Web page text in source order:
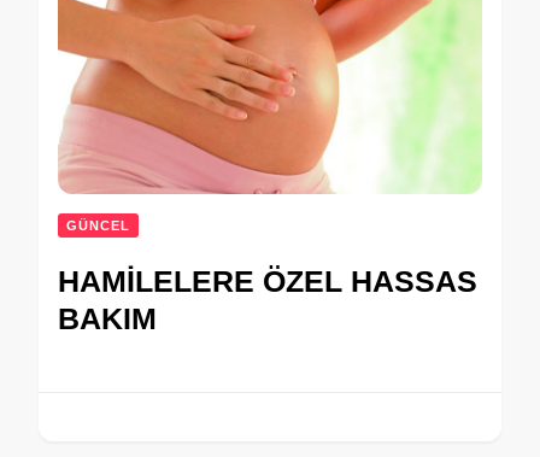
GÜNCEL
HAMİLELERE ÖZEL HASSAS
BAKIM